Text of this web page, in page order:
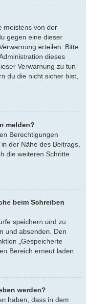
meistens von der
gegen eine dieser
erteilen. Bitte
dieses
Verwarnung zu tun
du die nicht sicher bist,
melden?
Berechtigungen
der Nähe des Beitrags,
die weiteren Schritte
beim Schreiben
speichern und zu
und absenden. Den
„Gespeicherte
Bereich erneut laden.
werden?
haben, dass in dem